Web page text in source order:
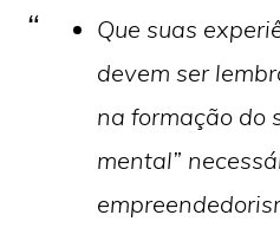
Que suas
devem ser
na formação do
mental”
Copyright © 2026 ·Monochrome
StudioPress·